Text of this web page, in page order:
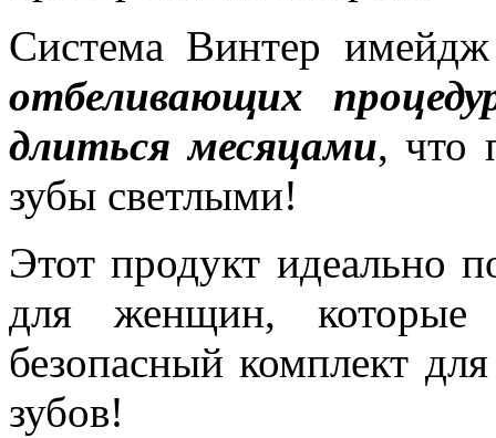
Система Винтер имейдж
отбеливающих
длиться месяцами, что
зубы светлыми!
Этот продукт идеально
для женщин,
безопасный комплект
зубов!